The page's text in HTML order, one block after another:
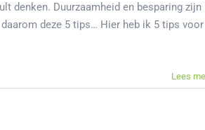
denken. Duurzaamheid en besparing zijn
deze 5 tips… Hier heb ik 5 tips
Lees